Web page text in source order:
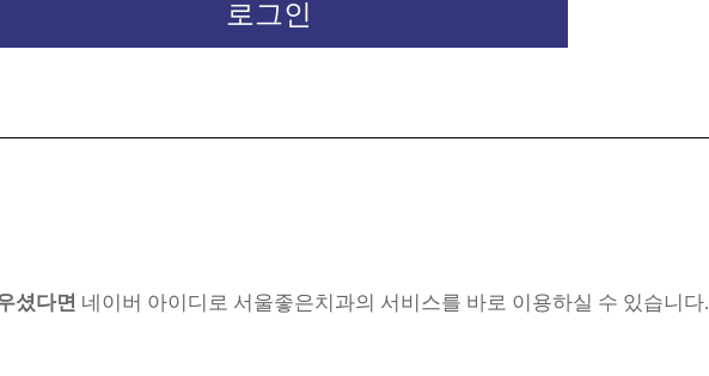
셨다면 네이버 아이디로 서울좋은치과의 서비스를 바로 이용하실 수 있습니다.